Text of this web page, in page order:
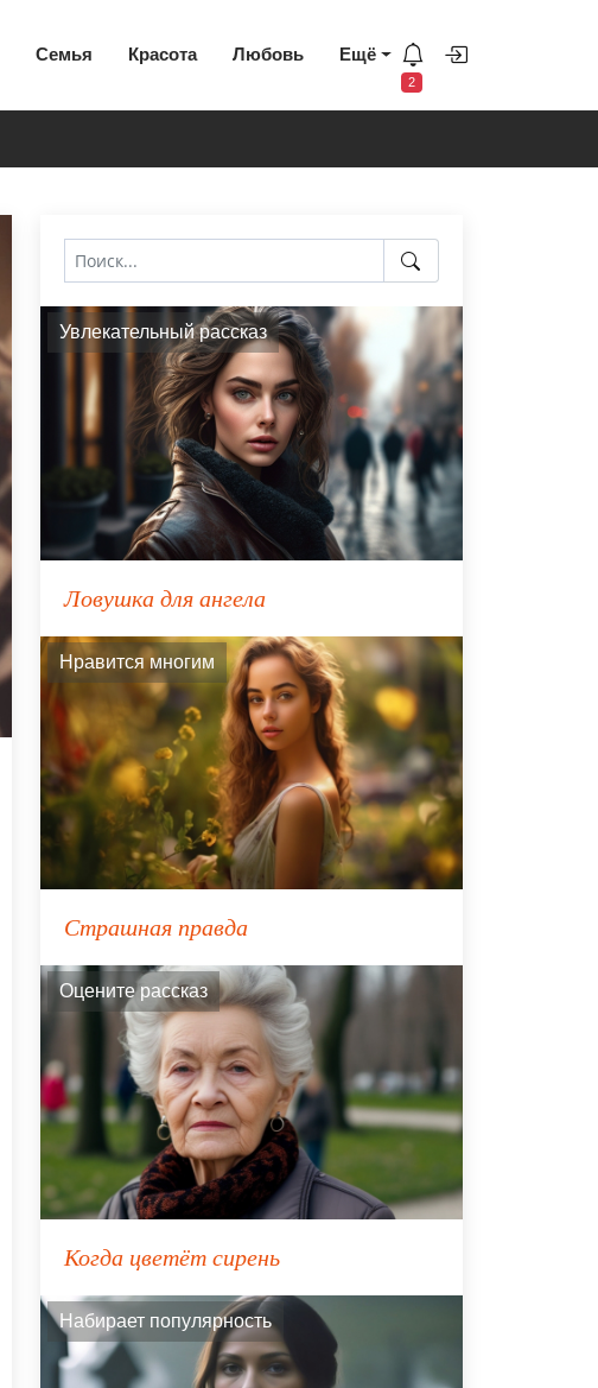
Семья Красота Любовь Ещё
2
Увлекательный рассказ
Ловушка для ангела
Нравится многим
Страшная правда
Оцените рассказ
Когда цветёт сирень
Набирает популярность